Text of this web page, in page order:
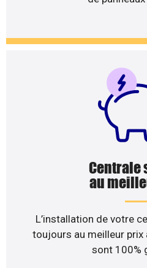
Centrale
au
L’installation de votre
toujours au meilleur prix
sont 100%